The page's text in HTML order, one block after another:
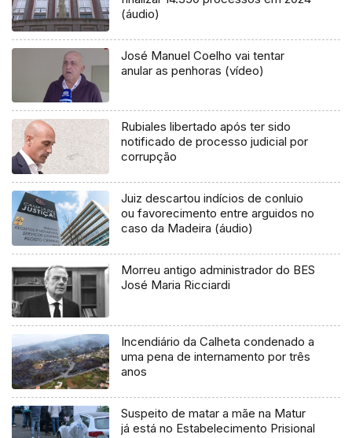
(áudio)
José Manuel Coelho vai tentar
anular as penhoras (vídeo)
Rubiales libertado após ter sido
notificado de processo judicial por
corrupção
Juiz descartou indícios de conluio
ou favorecimento entre arguidos no
caso da Madeira (áudio)
Morreu antigo administrador do BES
José Maria Ricciardi
Incendiário da Calheta condenado a
uma pena de internamento por três
anos
Suspeito de matar a mãe na Matur
já está no Estabelecimento Prisional